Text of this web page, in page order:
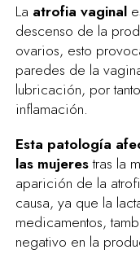
La atrofia vaginal
descenso de la
ovarios, esto
paredes de la
lubricación, por
inflamación.
Esta patología
las mujerestras la
aparición de la
causa, ya que la
medicamentos,
negativo en la